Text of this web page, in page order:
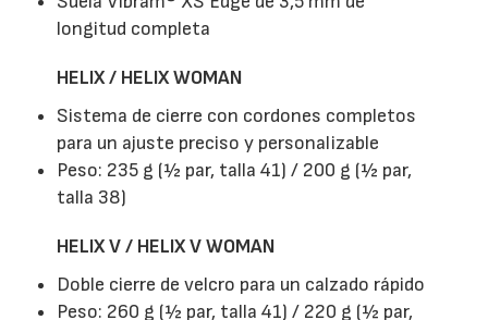
longitud completa
HELIX / HELIX WOMAN
Sistema de cierre con cordones completos
para un ajuste preciso y personalizable
Peso: 235 g (½ par, talla 41) / 200 g (½ par,
talla 38)
HELIX V / HELIX V WOMAN
Doble cierre de velcro para un calzado rápido
Peso: 260 g (½ par, talla 41) / 220 g (½ par,